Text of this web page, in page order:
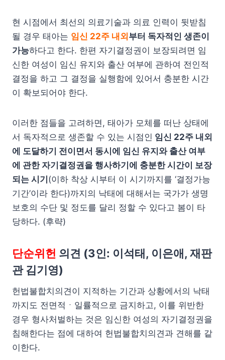
현 시점에서 최선의 의료기술과 의료 인력이 뒷받침
될 경우 태아는 임신 22주 내외부터 독자적인 생존이
가능하다고 한다. 한편 자기결정권이 보장되려면 임
신한 여성이 임신 유지와 출산 여부에 관하여 전인적
결정을 하고 그 결정을 실행함에 있어서 충분한 시간
이 확보되어야 한다.
이러한 점들을 고려하면, 태아가 모체를 떠난 상태에
서 독자적으로 생존할 수 있는 시점인 임신 22주 내외
에 도달하기 전이면서 동시에 임신 유지와 출산 여부
에 관한 자기결정권을 행사하기에 충분한 시간이 보장
되는 시기(이하 착상 시부터 이 시기까지를 ‘결정가능
기간’이라 한다)까지의 낙태에 대해서는 국가가 생명
보호의 수단 및 정도를 달리 정할 수 있다고 봄이 타
당하다. (후략)
단순위헌 의견 (3인: 이석태, 이은애, 재판
관 김기영)
헌법불합치의견이 지적하는 기간과 상황에서의 낙태
까지도 전면적ㆍ일률적으로 금지하고, 이를 위반한
경우 형사처벌하는 것은 임신한 여성의 자기결정권을
침해한다는 점에 대하여 헌법불합치의견과 견해를 같
이한다.